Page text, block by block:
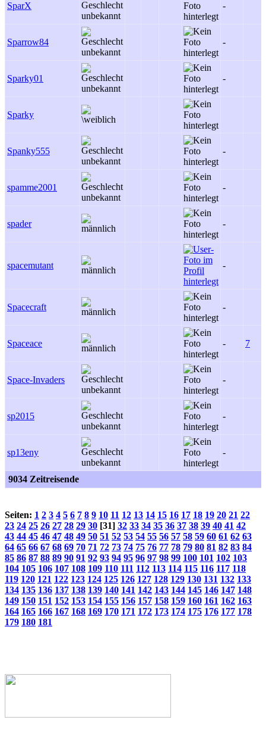
SparX -
Sparrow84 -
Sparky01 -
Sparky
Spanky555 -
spamme2001 -
spader -
spacemutant -
Spacecraft -
Spaceace - 7
Space-Invaders -
sp2015 -
sp13eny -
9034 Zeitreisende
Seiten: 1 2 3 4 5 6 7 8 9 10 11 12 13 14 15 16 17 18 19 20 21 22
23 24 25 26 27 28 29 30 [31] 32 33 34 35 36 37 38 39 40 41 42
43 44 45 46 47 48 49 50 51 52 53 54 55 56 57 58 59 60 61 62 63
64 65 66 67 68 69 70 71 72 73 74 75 76 77 78 79 80 81 82 83 84
85 86 87 88 89 90 91 92 93 94 95 96 97 98 99 100 101 102 103
104 105 106 107 108 109 110 111 112 113 114 115 116 117 118
119 120 121 122 123 124 125 126 127 128 129 130 131 132 133
134 135 136 137 138 139 140 141 142 143 144 145 146 147 148
149 150 151 152 153 154 155 156 157 158 159 160 161 162 163
164 165 166 167 168 169 170 171 172 173 174 175 176 177 178
179 180 181